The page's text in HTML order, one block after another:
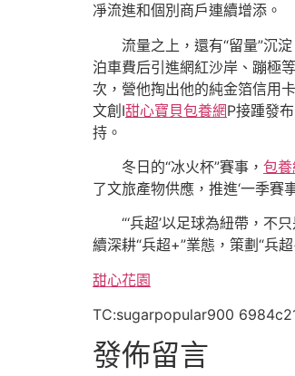
凈流進和個別商戶連續增添。
流量之上，還有“留量”沉
泊車費后引進網紅沙岸、蹦極
次，營他掏出他的純金箔信用
文創I甜心寶貝包養網P接踵發
持。
冬日的“冰火杯”賽事， 包
了文旅產物供應，推進‘一季賽
“‘兵超’以足球為紐帶，不
續深耕“兵超+”業態，策劃“兵
甜心花園
TC:sugarpopular900
發佈留言